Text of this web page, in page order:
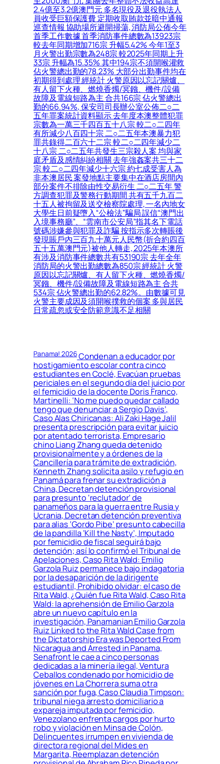
2.4億至3.2億澳門元 多名現役及退役執法人
員收受巨額保護費 定期收取賄款並暗中通報
巡查情報 協助場所避開掃蕩, 消防局公佈今年
首季工作數據 首季消防事件總數為13923宗
較去年同期增加716宗 升幅5.42% 今年1至3
月火警出勤宗數為248宗 較2025年同期上升
33宗 升幅為15.35% 其中194宗不須開喉灌救
佔火警總出勤的78.23% 大部分出勤事件均在
初期得到處理 經統計 火警原因以忘記關爐、
有人留下火種、燃燒香燭/冥鏹、機件/設備
故障及電線短路為主 合共166宗 佔火警總出
勤的66.94%, 保安司司長辦公室公佈二○二
五年罪案統計資料顯示 去年度本澳整體犯罪
宗數為一萬三千四百五十八宗 較二○二四年
有所減少八百四十宗 二○二五年本澳暴力犯
罪共錄得二百六十二宗 較二○二四年減少二
十八宗 二○二五年共發生三宗殺人案 均與家
庭矛盾及感情糾紛相關 去年強姦案共三十二
宗 較二○二四年減少十六宗 約七成受害人為
非本澳居民 案發地點主要集中在酒店房間內
部分案件不排除由性交易衍生 二○二五年 警
方調查犯罪及警務行動期間 共有五千九百二
十五人被拘留及送交檢察院處理, 一名內地女
大學生日前疑墮入“公檢法”騙局 誤信“澳門出
入境事務廳”、“雲南市公安局”指其名下電話
號碼涉嫌參與犯罪及詐騙 按指示多次轉賬後
發現賬戶內三百九十萬元人民幣(折合約四百
五十五萬澳門元)被他人轉走, 2025年本澳所
有涉及消防事件總數共有53190宗 去年全年
消防局的火警出勤總數為850宗 經統計 火警
原因以忘記關爐、有人留下火種、燃燒香燭/
冥鏹、機件/設備故障及電線短路為主 合共
534宗 佔火警總出勤的62.82%。由數據可見
火警主要成因及須開喉撲救的個案 多與居民
日常疏忽或安全防範意識不足相關
Panama! 2026Condenan a educador por
hostigamiento escolar contra cinco
estudiantes en Coclé, Evacúan pruebas
periciales en el segundo día del juicio por
el femicidio de la docente Doris Franco,
Martinelli: ‘No me puedo quedar callado
tengo que denunciar a Sergio Davis’,
Caso Alas Chiricanas: Ali Zaki Hage Jalil
presenta prescripción para evitar juicio
por atentado terrorista, Empresario
chino Liang Zhang queda detenido
provisionalmente y a órdenes de la
Cancillería para trámite de extradición,
Kenneth Zhang solicita asilo y refugio en
Panamá para frenar su extradición a
China, Decretan detención provisional
para presunto ‘reclutador’ de
panameños para la guerra entre Rusia y
Ucrania, Decretan detención preventiva
para alias ‘Gordo Pibe’ presunto cabecilla
de la pandilla ‘Kill the Nasty’, Imputado
por femicidio de fiscal seguirá bajo
detención; así lo confirmó el Tribunal de
Apelaciones, Caso Rita Wald: Emilio
Garzola Ruiz permanece bajo indagatoria
por la desaparición de la dirigente
estudiantil, Prohibido olvidar: el caso de
Rita Wald, ¿Quién fue Rita Wald, Caso Rita
Wald: la aprehensión de Emilio Garzola
abre un nuevo capítulo en la
investigación, Panamanian Emilio Garzola
Ruiz Linked to the Rita Wald Case from
the Dictatorship Era was Deported From
Nicaragua and Arrested in Panama,
Senafront le cae a cinco personas
dedicadas a la minería ilegal, Ventura
Ceballos condenado por homicidio de
jóvenes en La Chorrera suma otra
sanción por fuga, Caso Claudia Timpson:
tribunal niega arresto domiciliario a
expareja imputada por femicidio,
Venezolano enfrenta cargos por hurto
robo y violación en Minsa de Colón,
Delincuentes irrumpen en vivienda de
directora regional del Mides en
Margarita, Reemplazan detención